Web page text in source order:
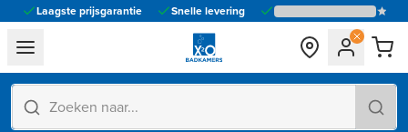
Laagste prijsgarantie Snelle levering
general.navigation.toggle_menu.label